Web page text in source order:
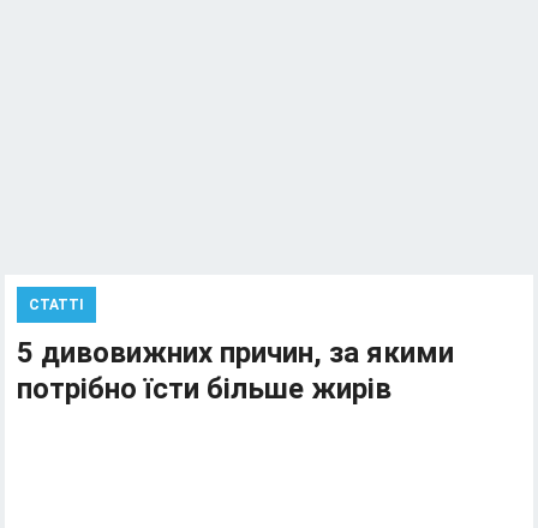
СТАТТІ
5 дивовижних причин, за якими
потрібно їсти більше жирів